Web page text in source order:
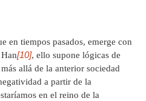
en tiempos pasados, emerge con
[10], ello supone lógicas de
allá de la anterior sociedad
a partir de la
en el reino de la